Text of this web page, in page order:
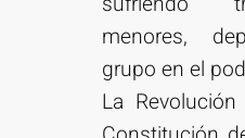
menores,
grupo en el
La